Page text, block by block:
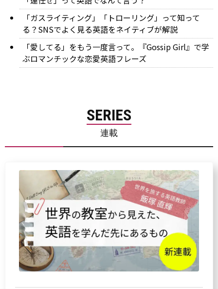
「ガスライティング」「トローリング」って知って
る？SNSでよく見る英語をネイティブが解説
「愛してる」をもう一度言って。『Gossip Girl』で学
ぶロマンチックな恋愛英語フレーズ
SERIES
連載